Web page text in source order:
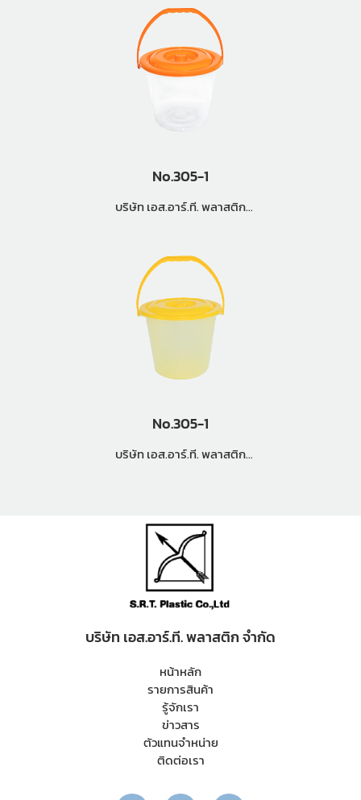
No.305-1
บริษัท เอส.อาร์.ที. พลาสติก
No.305-1
บริษัท เอส.อาร์.ที. พลาสติก
บริษัท เอส.อาร์.ที. พลาสติก จำกัด
หน้าหลัก
รายการสินค้า
รู้จักเรา
ข่าวสาร
ตัวแทนจำหน่าย
ติดต่อเรา